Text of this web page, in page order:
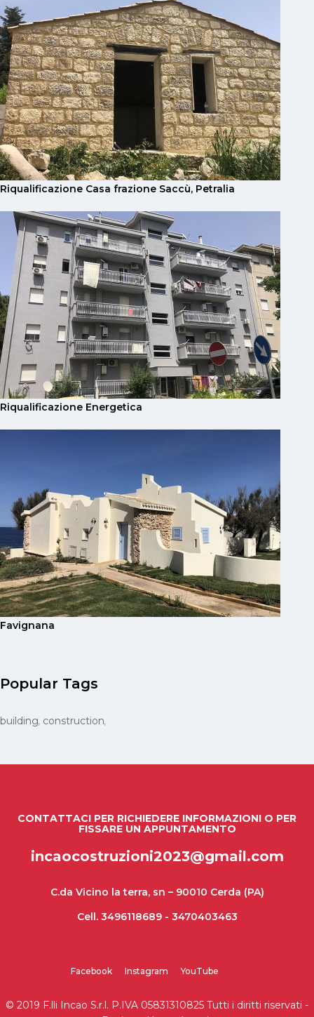
Riqualificazione Casa frazione Saccù, Petralia
Riqualificazione Energetica
Favignana
Popular Tags
building construction
CONTATTACI PER RICHIEDERE INFORMAZIONI O PER
FISSARE UN APPUNTAMENTO
incaocostruzioni2023@gmail.com
C.da Vicino la terra, sn – 90010 Cerda (PA)
Cell. 3496118689 - 3470403463
Facebook Instagram YouTube
© 2019 F.lli Incao S.r.l. P.IVA 05831310825 Tutti i diritti riservati -